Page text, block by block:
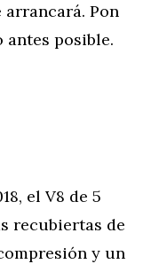
Pon
antes posible.
el V8 de 5
recubiertas de
y un